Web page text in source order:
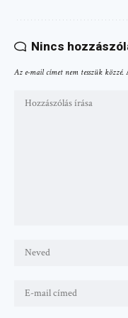
Nincs
Az e-mail címet nem tesszük közzé.